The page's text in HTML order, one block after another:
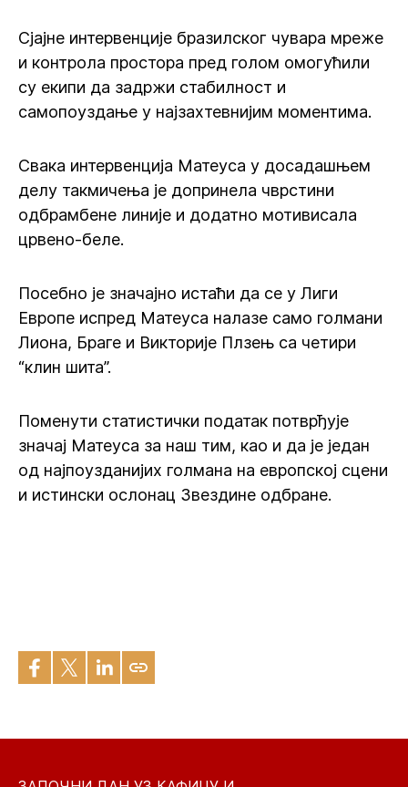
Сјајне интервенције бразилског чувара мреже
и контрола простора пред голом омогућили
су екипи да задржи стабилност и
самопоуздање у најзахтевнијим моментима.
Свака интервенција Матеуса у досадашњем
делу такмичења је допринела чврстини
одбрамбене линије и додатно мотивисала
црвено-беле.
Посебно је значајно истаћи да се у Лиги
Европе испред Матеуса налазе само голмани
Лиона, Браге и Викторије Плзењ са четири
“клин шита”.
Поменути статистички податак потврђује
значај Матеуса за наш тим, као и да је један
од најпоузданијих голмана на европској сцени
и истински ослонац Звездине одбране.